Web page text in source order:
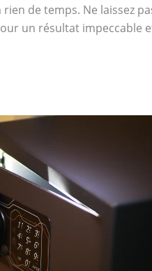
de temps. Ne laissez
un résultat